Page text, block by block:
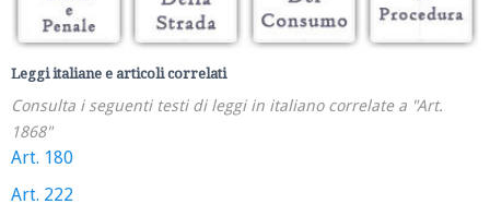
Leggi italiane e articoli correlati
Consulta i seguenti testi di leggi in italiano correlate a "Art.
1868"
Art. 180
Art. 222